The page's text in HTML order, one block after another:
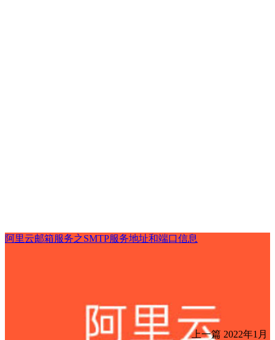
阿里云邮箱服务之SMTP服务地址和端口信息
上一篇 2022年1月